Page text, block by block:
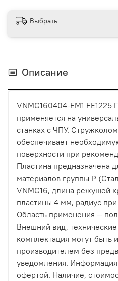
Выбрать
Описание
VNMG160404-EM1 FE1225
применяется на
станках с ЧПУ.
обеспечивает
поверхности при
Пластина предназначена
материалов группы P
VNMG16, длина режущей
пластины 4 мм, радиус
Область применения —
Внешний вид, технические
комплектация могут быть
производителем без
уведомления. Информация
офертой. Наличие,